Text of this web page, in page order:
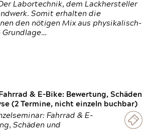
Labortechnik, dem Lackhersteller
Somit erhalten die
den nötigen Mix aus physikalisch-
Grundlage…
& E-Bike: Bewertung, Schäden
(2 Termine, nicht einzeln buchbar)
Fahrrad & E-
Schäden und